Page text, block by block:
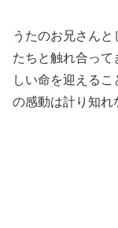
うたのお兄さん
たちと触れ合っ
しい命を迎える
の感動は計り知れ